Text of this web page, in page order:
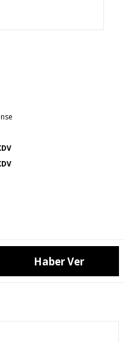
Haber Ver